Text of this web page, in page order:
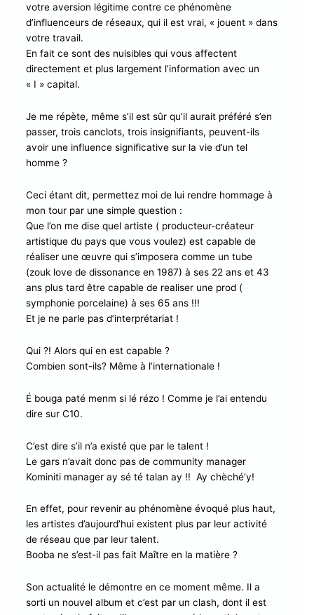
votre aversion légitime contre ce phénomène
d’influenceurs de réseaux, qui il est vrai, « jouent » dans
votre travail.
En fait ce sont des nuisibles qui vous affectent
directement et plus largement l’information avec un
« I » capital.
Je me répète, même s’il est sûr qu’il aurait préféré s’en
passer, trois canclots, trois insignifiants, peuvent-ils
avoir une influence significative sur la vie d’un tel
homme ?
Ceci étant dit, permettez moi de lui rendre hommage à
mon tour par une simple question :
Que l’on me dise quel artiste ( producteur-créateur
artistique du pays que vous voulez) est capable de
réaliser une œuvre qui s’imposera comme un tube
(zouk love de dissonance en 1987) à ses 22 ans et 43
ans plus tard être capable de realiser une prod (
symphonie porcelaine) à ses 65 ans !!!
Et je ne parle pas d’interprétariat !
Qui ?! Alors qui en est capable ?
Combien sont-ils? Même à l’internationale !
É bouga paté menm si lé rézo ! Comme je l’ai entendu
dire sur C10.
C’est dire s’il n’a existé que par le talent !
Le gars n’avait donc pas de community manager
Kominiti manager ay sé té talan ay !! Ay chèché’y!
En effet, pour revenir au phénomène évoqué plus haut,
les artistes d’aujourd’hui existent plus par leur activité
de réseau que par leur talent.
Booba ne s’est-il pas fait Maître en la matière ?
Son actualité le démontre en ce moment même. Il a
sorti un nouvel album et c’est par un clash, dont il est